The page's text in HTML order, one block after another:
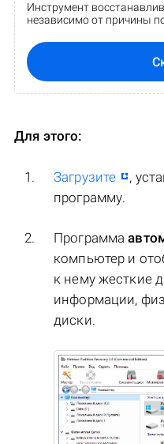
Инструмент
независимо от причины
Для этого:
Загрузите
,
программу.
Программа
компьютер и
к нему жесткие
информации,
диски.